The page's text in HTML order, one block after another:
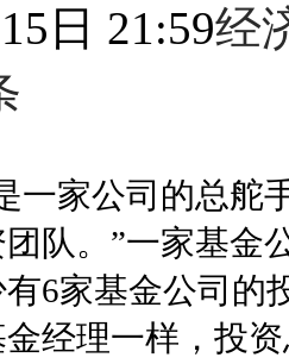
日 21:59经
一家公司的总舵
队。”一家基金
6家基金公司的
经理一样，投